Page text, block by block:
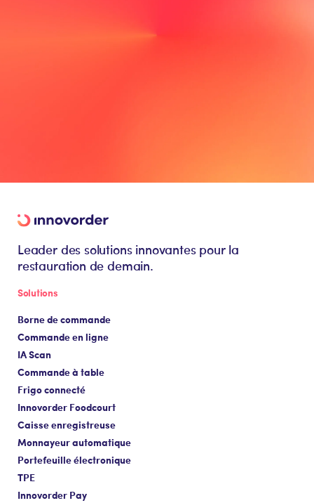
Leader des solutions innovantes pour la
restauration de demain.
Solutions
Borne de commande
Commande en ligne
IA Scan
Commande à table
Frigo connecté
Innovorder Foodcourt
Caisse enregistreuse
Monnayeur automatique
Portefeuille électronique
TPE
Innovorder Pay